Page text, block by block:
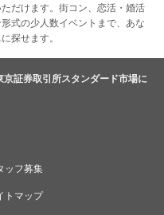
だけます。街コン、恋活・婚活
式の少人数イベントまで、あな
探せます。
証券取引所スタンダード市場に
ッフ募集
トマップ